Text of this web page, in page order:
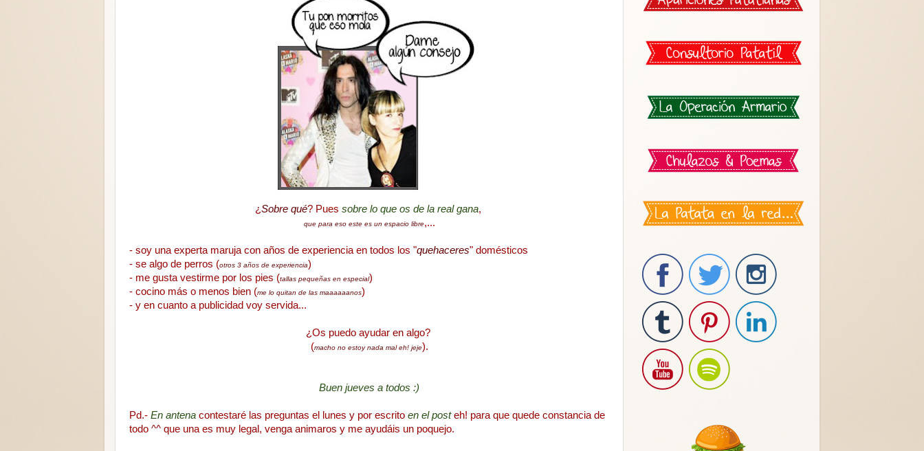
¿Sobre qué? Pues sobre lo que os de la real gana,
que para eso este es un espacio libre,...
- soy una experta maruja con años de experiencia en todos los "quehaceres" domésticos
- se algo de perros (otros 3 años de experiencia)
- me gusta vestirme por los pies (tallas pequeñas en especial)
- cocino más o menos bien (me lo quitan de las maaaaaanos)
- y en cuanto a publicidad voy servida...
¿Os puedo ayudar en algo?
(macho no estoy nada mal eh! jeje).
Buen jueves a todos :)
Pd.- En antena contestaré las preguntas el lunes y por escrito en el posteh! para que quede constancia de
todo ^^ que una es muy legal, venga animaros y me ayudáis un poquejo.